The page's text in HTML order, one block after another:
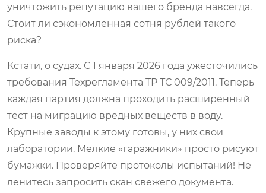
уничтожить репутацию вашего бренда навсегда.
Стоит ли сэкономленная сотня рублей такого
риска?
Кстати, о судах. С 1 января 2026 года ужесточились
требования Техрегламента ТР ТС 009/2011. Теперь
каждая партия должна проходить расширенный
тест на миграцию вредных веществ в воду.
Крупные заводы к этому готовы, у них свои
лаборатории. Мелкие «гаражники» просто рисуют
бумажки. Проверяйте протоколы испытаний! Не
ленитесь запросить скан свежего документа.